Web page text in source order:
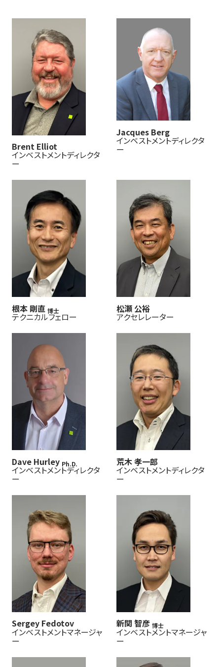
Brent Elliot
インベストメントディレクタ
ー
Jacques Berg
インベストメントディレクタ
ー
根本 剛直 博士
テクニカルフェロー
松瀬 公裕
アクセレレーター
Dave Hurley Ph.D.
インベストメントディレクタ
ー
荒木 孝一郎
インベストメントディレクタ
ー
Sergey Fedotov
インベストメントマネージャ
ー
新関 智彦 博士
インベストメントマネージャ
ー